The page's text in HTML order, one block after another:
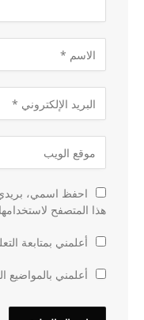
احفظ اسمي، بريدي
هذا المتصفح
أعلمني بمتابعة
أعلمني بالمواضيع